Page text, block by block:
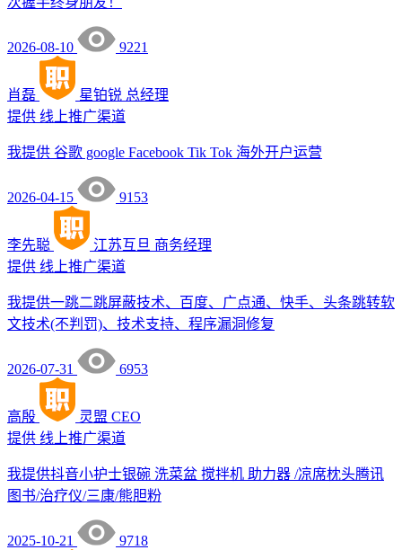
2026-08-10 9221
肖磊 星铂锐 总经理
提供 线上推广渠道
我提供 谷歌 google Facebook Tik Tok 海外开户运营
2026-04-15 9153
李先聪 江苏互旦 商务经理
提供 线上推广渠道
我提供一跳二跳屏蔽技术、百度、广点通、快手、头条跳转软
文技术(不判罚)、技术支持、程序漏洞修复
2026-07-31 6953
高殷 灵盟 CEO
提供 线上推广渠道
我提供抖音小护士银碗 洗菜盆 搅拌机 助力器 /凉席枕头腾讯
图书/治疗仪/三康/熊胆粉
2025-10-21 9718